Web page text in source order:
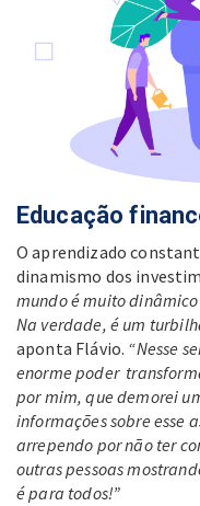
Educação
O aprendizado
dinamismo dos
mundo é muito
Na verdade, é um
aponta Flávio. “Nesse
enorme poder
por mim, que demorei
informações sobre esse
arrependo por não ter
outras pessoas
é para todos!”